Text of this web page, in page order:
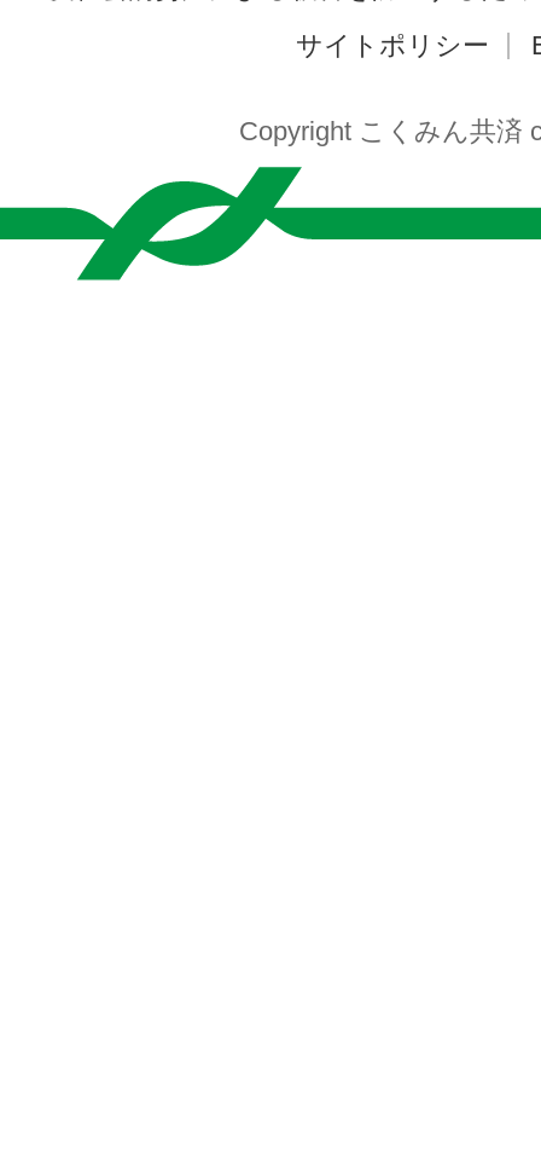
サイトポリシー
Copyright こくみん共済